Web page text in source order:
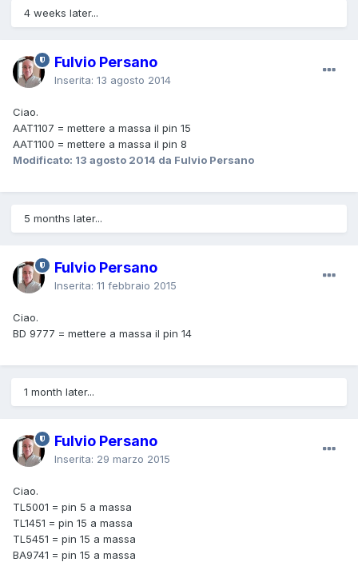
4 weeks later...
Fulvio Persano
Inserita: 13 agosto 2014
Ciao.
AAT1107 = mettere a massa il pin 15
AAT1100 = mettere a massa il pin 8
Modificato: 13 agosto 2014 da Fulvio Persano
5 months later...
Fulvio Persano
Inserita: 11 febbraio 2015
Ciao.
BD 9777 = mettere a massa il pin 14
1 month later...
Fulvio Persano
Inserita: 29 marzo 2015
Ciao.
TL5001 = pin 5 a massa
TL1451 = pin 15 a massa
TL5451 = pin 15 a massa
BA9741 = pin 15 a massa